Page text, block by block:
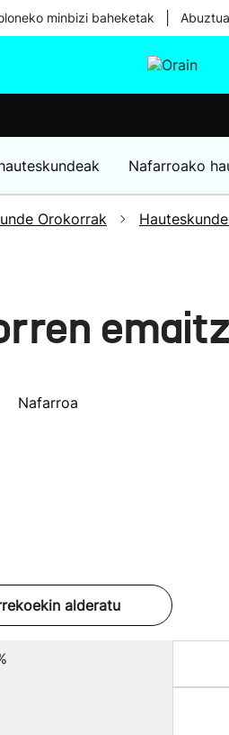
minbizi baheketak
Nafarroako
Orokorrak
Nafarroa
alderatu